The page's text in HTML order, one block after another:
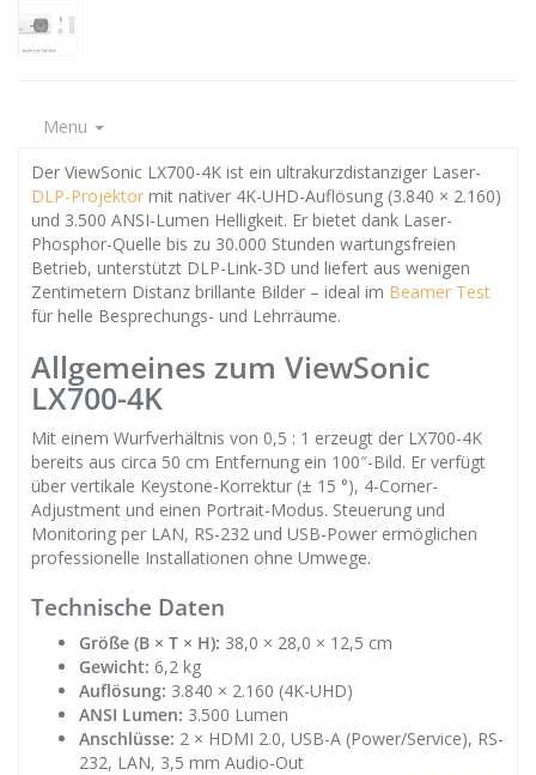
Menu
Der ViewSonic LX700-4K ist ein ultrakurzdistanziger Laser-
DLP-Projektor mit nativer 4K-UHD-Auflösung (3.840 × 2.160)
und 3.500 ANSI-Lumen Helligkeit. Er bietet dank Laser-
Phosphor-Quelle bis zu 30.000 Stunden wartungsfreien
Betrieb, unterstützt DLP-Link-3D und liefert aus wenigen
Zentimetern Distanz brillante Bilder – ideal im Beamer Test
für helle Besprechungs- und Lehrräume.
Allgemeines zum ViewSonic
LX700-4K
Mit einem Wurfverhältnis von 0,5 : 1 erzeugt der LX700-4K
bereits aus circa 50 cm Entfernung ein 100″-Bild. Er verfügt
über vertikale Keystone-Korrektur (± 15 °), 4-Corner-
Adjustment und einen Portrait-Modus. Steuerung und
Monitoring per LAN, RS-232 und USB-Power ermöglichen
professionelle Installationen ohne Umwege.
Technische Daten
Größe (B × T × H): 38,0 × 28,0 × 12,5 cm
Gewicht: 6,2 kg
Auflösung: 3.840 × 2.160 (4K-UHD)
ANSI Lumen: 3.500 Lumen
Anschlüsse: 2 × HDMI 2.0, USB-A (Power/Service), RS-
232, LAN, 3,5 mm Audio-Out